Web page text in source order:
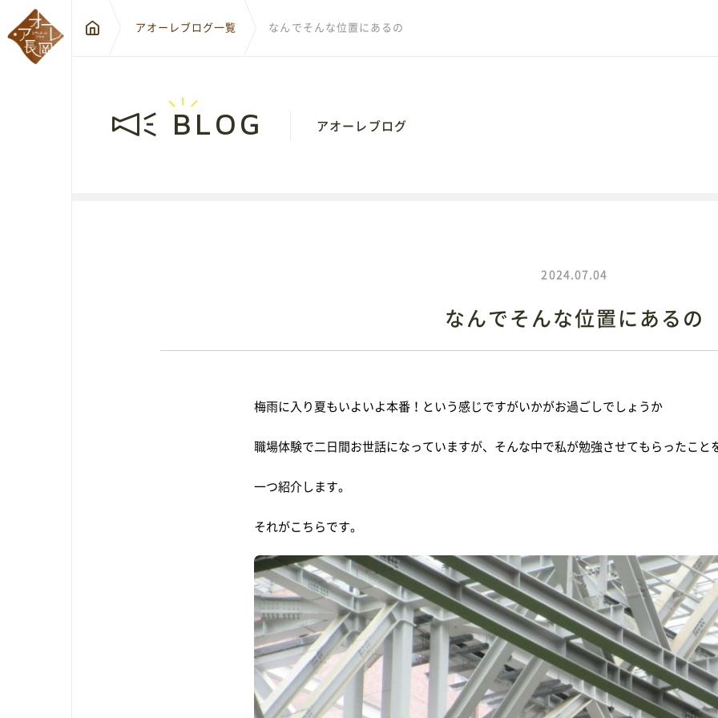
アオーレブログ一覧 なんでそんな位置にあるの
BLOG アオーレブログ
2024.07.04
なんでそんな位置にあるの
梅雨に入り夏もいよいよ本番！という感じですがいかがお過ごしでしょうか
職場体験で二日間お世話になっていますが、そんな中で私が勉強させてもらったこと
一つ紹介します。
それがこちらです。